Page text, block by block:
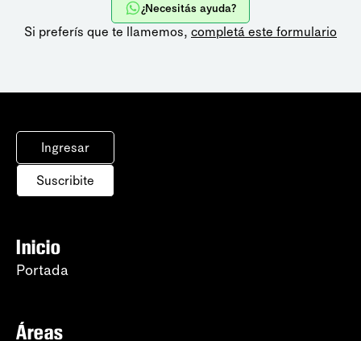
¿Necesitás ayuda?
Si preferís que te llamemos, completá este formulario
Ingresar
Suscribite
Inicio
Portada
Áreas